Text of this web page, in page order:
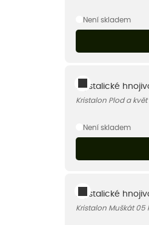
Není skladem
Krystalické
Kristalon Plod a květ
Není skladem
Krystalické
Kristalon Muškát 05